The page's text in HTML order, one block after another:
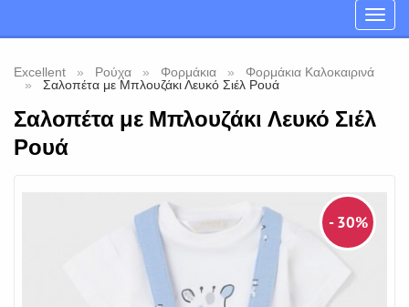
Toggle
Excellent Ρούχα Φορμάκια
Φορμάκια Καλοκαιρινά
Σαλοπέτα με Μπλουζάκι Λευκό Σιέλ Ρουά
Σαλοπέτα με Μπλουζάκι Λευκό Σιέλ
Ρουά
- 30%